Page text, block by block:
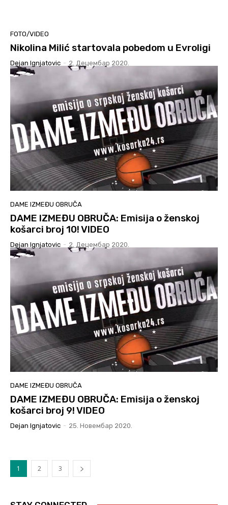
FOTO/VIDEO
Nikolina Milić startovala pobedom u Evroligi
Dejan Ignjatovic - 2. Децембар 2020.
DAME IZMEĐU OBRUČA
DAME IZMEĐU OBRUČA: Emisija o ženskoj
košarci broj 10! VIDEO
Dejan Ignjatovic - 2. Децембар 2020.
DAME IZMEĐU OBRUČA
DAME IZMEĐU OBRUČA: Emisija o ženskoj
košarci broj 9! VIDEO
Dejan Ignjatovic - 25. Новембар 2020.
1 2 3